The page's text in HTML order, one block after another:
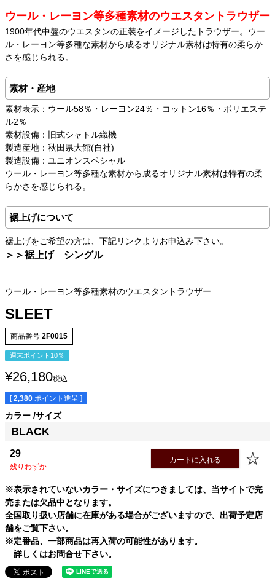
ウール・レーヨン等多種素材のウエスタントラウザー
1900年代中盤のウエスタンの正装をイメージしたトラウザー。ウー
ル・レーヨン等多種な素材から成るオリジナル素材は特有の柔らか
さを感じられる。
素材・産地
素材表示：ウール58％・レーヨン24％・コットン16％・ポリエステ
ル2％
素材設備：旧式シャトル織機
製造産地：秋田県大館(自社)
製造設備：ユニオンスペシャル
ウール・レーヨン等多種な素材から成るオリジナル素材は特有の柔
らかさを感じられる。
裾上げについて
裾上げをご希望の方は、下記リンクよりお申込み下さい。
＞＞裾上げ シングル
サイズ 股下 ウエスト
29
88.0cm 77.0cm
31
88.0cm
※実寸製造しています。
※素材によっては着用感に誤差が生まれます。
※数値は環境により前後するため±0.5cm～1cm程の誤差を許容とし
※洗濯乾燥後の数値です(ガス乾燥による最大縮率後の数値)
縮率無し 洗い済み
縦：0％ 横：0％
この製品は水通し+80℃乾燥による洗濯乾燥済みです。
ウール・レーヨン等多種素材のウエスタントラウザー
SLEET
商品番号 2F0015
週末ポイント10％
¥26,180税込
[ 2,380 ポイント進呈 ]
カラー サイズ
BLACK
29
残りわずか
カートに入れる
※表示されていないカラー・サイズにつきましては、当サイトで完
売または欠品中となります。
全国取り扱い店舗に在庫がある場合がございますので、出荷予定店
舗をご覧下さい。
※定番品、一部商品は再入荷の可能性があります。
詳しくはお問合せ下さい。